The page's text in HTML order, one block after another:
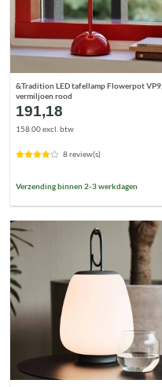
&Tradition LED tafellamp Flowerpot VP9,
vermiljoen rood
191,18
158.00 excl. btw
8 review(s)
Verzending binnen 2-3 werkdagen